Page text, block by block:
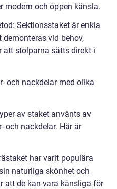
modern och öppen känsla.
Sektionsstaket är enkla
vid behov,
att stolparna sätts direkt i
och nackdelar med olika
av staket använts av
och nackdelar. Här är
har varit populära
naturliga skönhet och
att de kan vara känsliga för